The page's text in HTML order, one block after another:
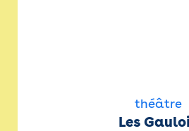
théâtre
Les